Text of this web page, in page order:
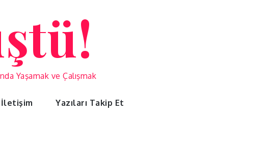
Yaşamak ve Çalışmak
İletişim Yazıları Takip Et